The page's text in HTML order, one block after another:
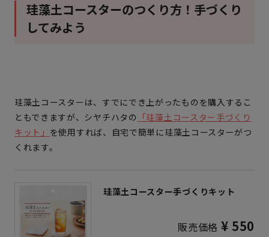
珪藻土コースターのつくり方！手づくり
してみよう
珪藻土コースターは、すでにでき上がったものを購入するこ
ともできますが、シヤチハタの 「珪藻土コースター手づくり
キット」 を使用すれば、 自宅で簡単に珪藻土コースターがつ
くれます。
珪藻土コースター手づくりキット
販売価格 ¥ 550